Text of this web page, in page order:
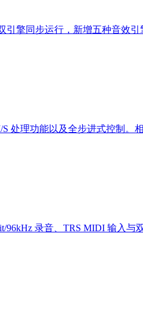
擎同步运行，新增五种音效
处理功能以及全步进式控制。
录音、TRS MIDI 输入与